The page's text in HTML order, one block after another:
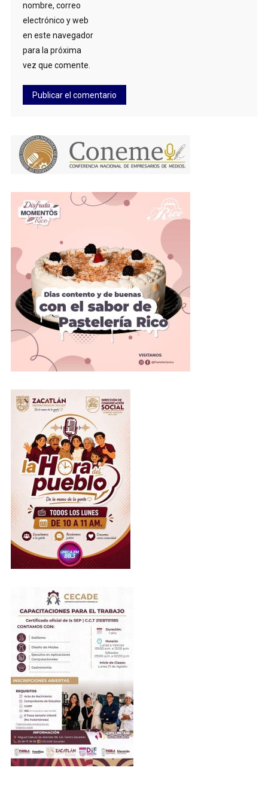
nombre, correo
electrónico y web
en este navegador
para la próxima
vez que comente.